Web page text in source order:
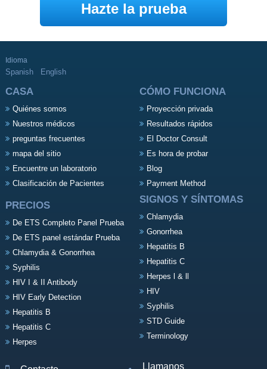
Hazte la prueba
Idioma
Spanish English
CASA
Quiénes somos
Nuestros médicos
preguntas frecuentes
mapa del sitio
Encuentre un laboratorio
Clasificación de Pacientes
CÓMO FUNCIONA
Proyección privada
Resultados rápidos
El Doctor Consult
Es hora de probar
Blog
Payment Method
PRECIOS
De ETS Completo Panel Prueba
De ETS panel estándar Prueba
Chlamydia & Gonorrhea
Syphilis
HIV I & II Antibody
HIV Early Detection
Hepatitis B
Hepatitis C
Herpes
SIGNOS Y SÍNTOMAS
Chlamydia
Gonorrhea
Hepatitis B
Hepatitis C
Herpes l & ll
HIV
Syphilis
STD Guide
Terminology
Llamanos